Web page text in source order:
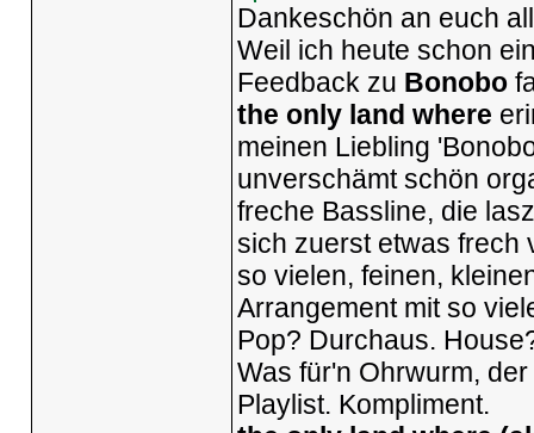
Dankeschön an euch
Weil ich heute schon
Feedback zu Bonobo
the only land where
meinen Liebling
unverschämt schön
freche Bassline, die
sich zuerst etwas frech
so vielen, feinen,
Arrangement mit so
Pop? Durchaus.
Was für'n Ohrwurm,
Playlist. Kompliment.